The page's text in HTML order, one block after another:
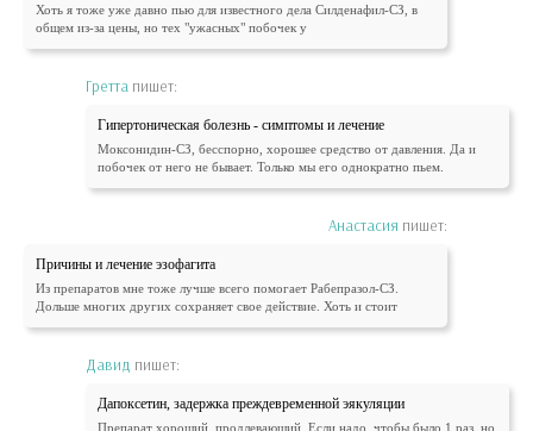
Хоть я тоже уже давно пью для известного дела Силденафил-СЗ, в
общем из-за цены, но тех "ужасных" побочек у
Гретта пишет:
Гипертоническая болезнь - симптомы и лечение
Моксонидин-СЗ, бесспорно, хорошее средство от давления. Да и
побочек от него не бывает. Только мы его однократно пьем.
Анастасия пишет:
Причины и лечение эзофагита
Из препаратов мне тоже лучше всего помогает Рабепразол-СЗ.
Дольше многих других сохраняет свое действие. Хоть и стоит
Давид пишет:
Дапоксетин, задержка преждевременной эякуляции
Препарат хороший, продлевающий. Если надо, чтобы было 1 раз, но